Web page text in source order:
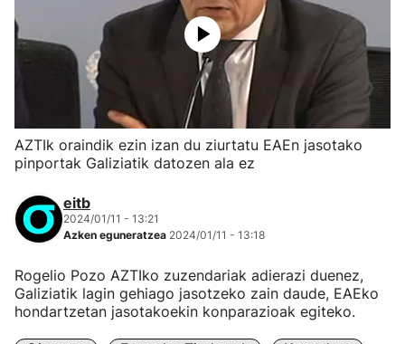
AZTIk oraindik ezin izan du ziurtatu EAEn jasotako
pinportak Galiziatik datozen ala ez
eitb
2024/01/11 - 13:21
Azken eguneratzea 2024/01/11 - 13:18
Rogelio Pozo AZTIko zuzendariak adierazi duenez,
Galiziatik lagin gehiago jasotzeko zain daude, EAEko
hondartzetan jasotakoekin konparazioak egiteko.